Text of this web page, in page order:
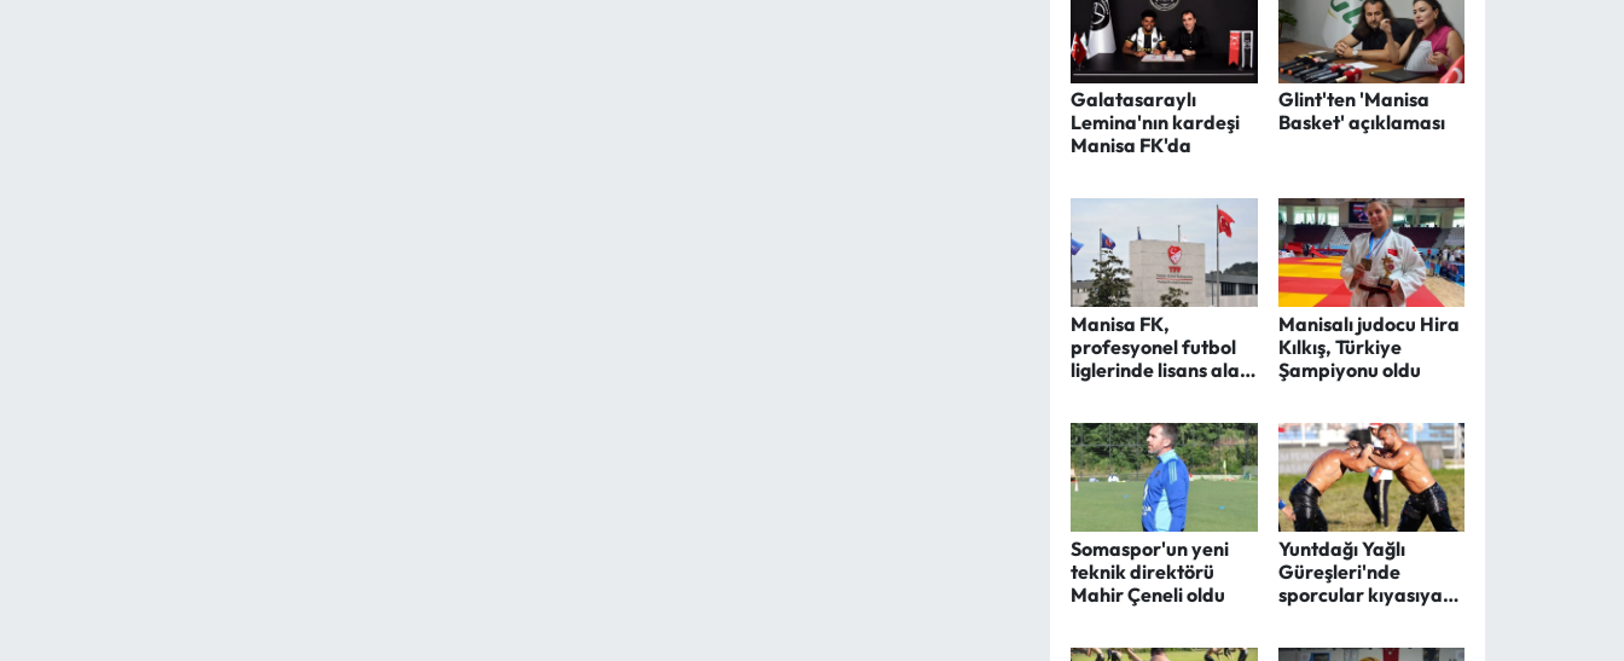
Galatasaraylı
Lemina'nın kardeşi
Manisa FK'da
Glint'ten 'Manisa
Basket' açıklaması
Manisa FK,
profesyonel futbol
liglerinde lisans alan
Manisalı judocu Hira
Kılkış, Türkiye
Şampiyonu oldu
Somaspor'un yeni
teknik direktörü
Mahir Çeneli oldu
Yuntdağı Yağlı
Güreşleri'nde
sporcular kıyasıya